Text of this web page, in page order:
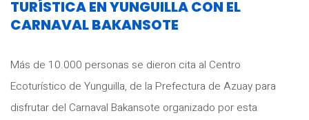
TURÍSTICA EN YUNGUILLA CON EL
CARNAVAL BAKANSOTE
Más de 10.000 personas se dieron cita al Centro
Ecoturístico de Yunguilla, de la Prefectura de Azuay para
disfrutar del Carnaval Bakansote organizado por esta